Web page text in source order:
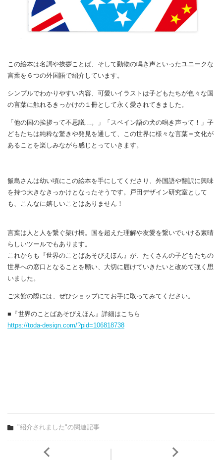
この絵本は名詞や挨拶ことば、そして動物の鳴き声といったユニークな
言葉を６つの外国語で紹介しています。
シンプルでわかりやすい内容、可愛いイラストは子どもたちが色々な国
の言葉に触れるきっかけの１冊として永く愛されてきました。
「他の国の挨拶って不思議…。」「スペイン語の犬の鳴き声って！」子
どもたちは純粋な驚きや発見を通して、この世界に様々な言葉＝文化が
あることを楽しみながら感じとっていきます。
飯島さんは幼い頃にこの絵本を手にしてくださり、外国語や翻訳に興味
を持つ大きなきっかけとなったそうです。戸田デザイン研究室として
も、こんなに嬉しいことはありません！
言葉は人と人を繋ぐ架け橋。国を超えた理解や友愛を繋いでいける素晴
らしいツールでもあります。
これからも『世界のことばあそびえほん』が、たくさんの子どもたちの
世界への窓口となることを願い、大切に届けていきたいと改めて強く思
いました。
ご来館の際には、ぜひショップにてお手に取ってみてください。
■『世界のことばあそびえほん』詳細はこちら
https://toda-design.com/?pid=106818738
"紹介されました"の関連記事